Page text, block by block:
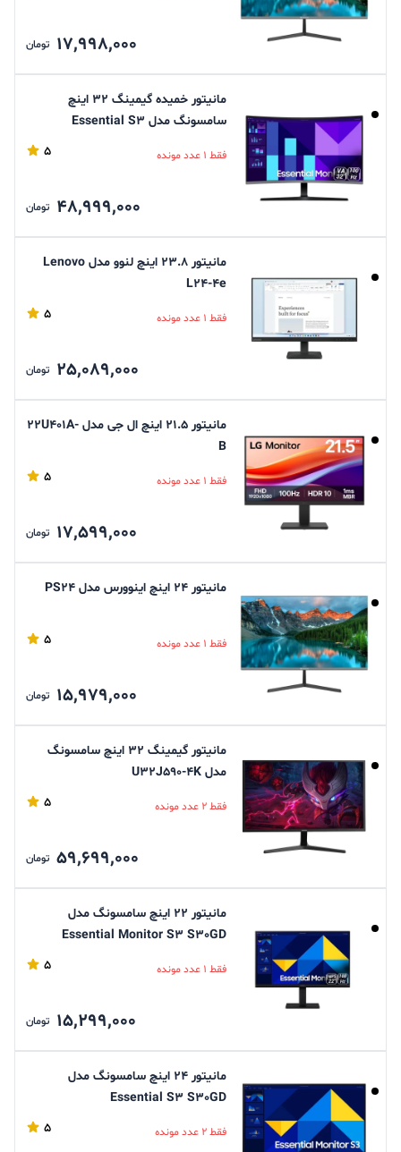
17,998,000 تومان
مانیتور خمیده گیمینگ 32 اینچ
سامسونگ مدل Essential S3
فقط 1 عدد مونده 5
48,999,000 تومان
مانیتور 23.8 اینچ لنوو مدل Lenovo
L24-4e
فقط 1 عدد مونده 5
25,089,000 تومان
مانیتور 21.5 اینچ ال جی مدل 22U401A-
B
فقط 1 عدد مونده 5
17,599,000 تومان
مانیتور 24 اینچ اینوورس مدل PS24
فقط 1 عدد مونده 5
15,979,000 تومان
مانیتور گیمینگ 32 اینچ سامسونگ
مدل U32J590-4K
فقط 2 عدد مونده 5
59,699,000 تومان
مانیتور 22 اینچ سامسونگ مدل
Essential Monitor S3 S30GD
فقط 1 عدد مونده 5
15,299,000 تومان
مانیتور 24 اینچ سامسونگ مدل
Essential S3 S30GD
فقط 2 عدد مونده 5